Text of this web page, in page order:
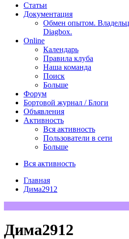
Статьи
Документация
Обмен опытом.
Diagbox.
Online
Календарь
Правила клуба
Наша команда
Поиск
Больше
Форум
Бортовой журнал / Блоги
Объявления
Активность
Вся активность
Пользователи в сети
Больше
Вся активность
Главная
Дима2912
Дима2912